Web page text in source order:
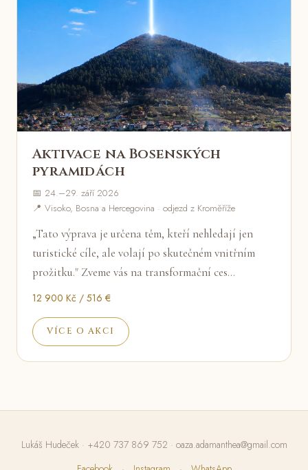
Aktivace na Bosenských
pyramidách
📅 24.–29. září 2026
📍 Visoko, Bosna a Hercegovina · odjezd z Kroměříže
„Tato výprava je určena těm, kteří nehledají jen
turistické cíle, ale volají po skutečném vnitřním
prožitku." Zveme vás na transformační ces…
12 900 Kč / 516 €
VÍCE O AKCI
Lukáš Hudeček · +420 737 869 752 · oaza.adamanthea@gmail.com